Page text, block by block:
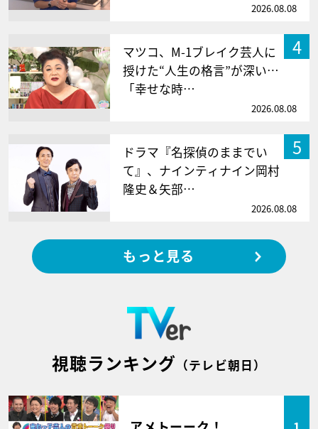
2026.08.08
4
マツコ、M-1ブレイク芸人に
授けた“人生の格言”が深い…
「幸せな時…
2026.08.08
5
ドラマ『名探偵のままでい
て』、ナインティナイン岡村
隆史＆矢部…
2026.08.08
もっと見る
視聴ランキング （テレビ朝日）